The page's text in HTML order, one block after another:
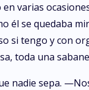
en varias
él se quedaba
si tengo y con
toda una
nadie sepa.